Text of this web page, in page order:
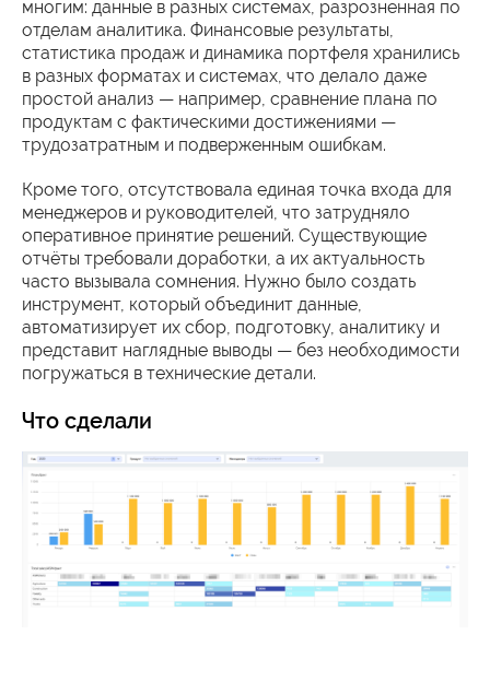
многим: данные в разных системах, разрозненная по
отделам аналитика. Финансовые результаты,
статистика продаж и динамика портфеля хранились
в разных форматах и системах, что делало даже
простой анализ — например, сравнение плана по
продуктам с фактическими достижениями —
трудозатратным и подверженным ошибкам.
Кроме того, отсутствовала единая точка входа для
менеджеров и руководителей, что затрудняло
оперативное принятие решений. Существующие
отчёты требовали доработки, а их актуальность
часто вызывала сомнения. Нужно было создать
инструмент, который объединит данные,
автоматизирует их сбор, подготовку, аналитику и
представит наглядные выводы — без необходимости
погружаться в технические детали.
Что сделали